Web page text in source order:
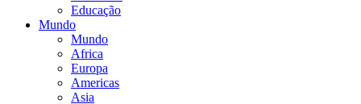
Educação
Mundo
Mundo
Africa
Europa
Americas
Asia